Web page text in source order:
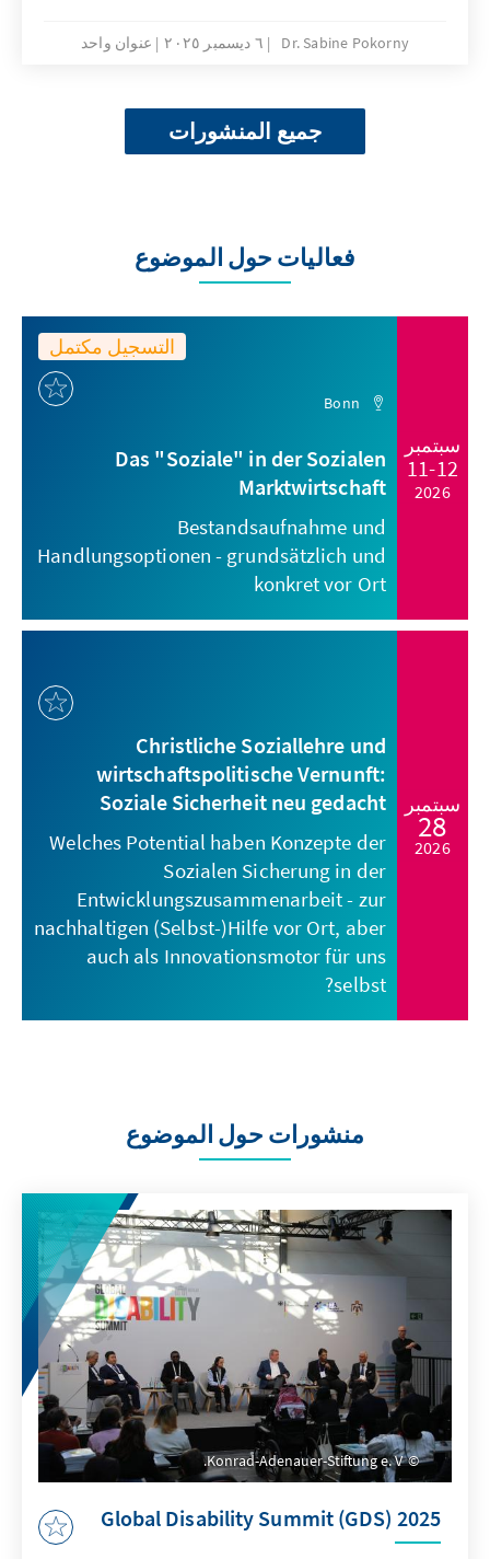
Dr. Sabine Pokorny ٦ ديسمبر ٢٠٢٥ عنوان واحد
جميع المنشورات
فعاليات حول الموضوع
سبتمبر
11-12
2026
التسجيل مكتمل
Bonn
Das "Soziale" in der Sozialen
Marktwirtschaft
Bestandsaufnahme und
Handlungsoptionen - grundsätzlich und
konkret vor Ort
سبتمبر
28
2026
Christliche Soziallehre und
wirtschaftspolitische Vernunft:
Soziale Sicherheit neu gedacht
Welches Potential haben Konzepte der
Sozialen Sicherung in der
Entwicklungszusammenarbeit - zur
nachhaltigen (Selbst-)Hilfe vor Ort, aber
auch als Innovationsmotor für uns
selbst?
منشورات حول الموضوع
Konrad-Adenauer-Stiftung e. V.
Global Disability Summit (GDS) 2025